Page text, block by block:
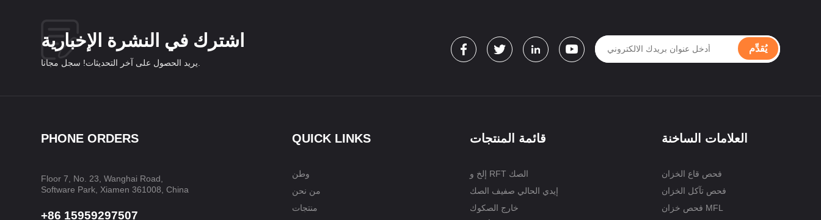
اشترك في النشرة الإخبارية يُقدِّم
PHONE ORDERS
Floor 7, No. 23, Wanghai Road,
Software Park, Xiamen 361008, China
+86 15959297507
QUICK LINKS
وطن
من نحن
منتجات
قائمة المنتجات
إلخ و RFT الصك
إيدي الحالي صفيف الصك
خارج الصكوك
العلامات الساخنة
فحص قاع الخزان
فحص تآكل الخزان
فحص خزان MFL